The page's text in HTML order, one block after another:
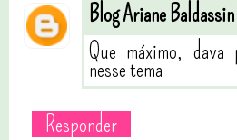
Blog Ariane Baldassin
Que máximo,
nesse tema
Responder